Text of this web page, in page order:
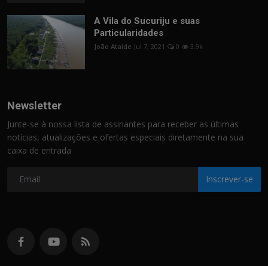
A Vila do Sucuriju e suas
Particularidades
João Ataide Jul 7, 2021 0 3.9k
Newsletter
Junte-se à nossa lista de assinantes para receber as últimas
notícias, atualizações e ofertas especiais diretamente na sua
caixa de entrada
Inscrever-se